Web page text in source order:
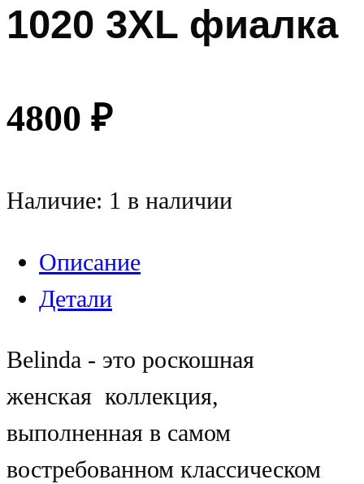
1020 3XL фиалка
4800 ₽
Наличие: 1 в наличии
Описание
Детали
Belinda - это роскошная
женская коллекция,
выполненная в самом
востребованном классическом